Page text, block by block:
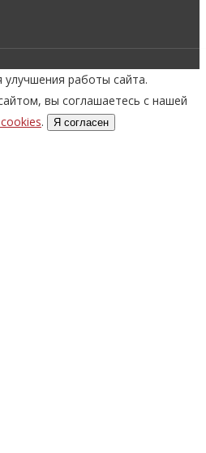
работы сайта.
вы соглашаетесь с нашей
. Я согласен